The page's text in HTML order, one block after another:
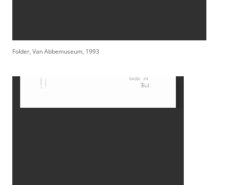
Folder, Van Abbemuseum, 1993